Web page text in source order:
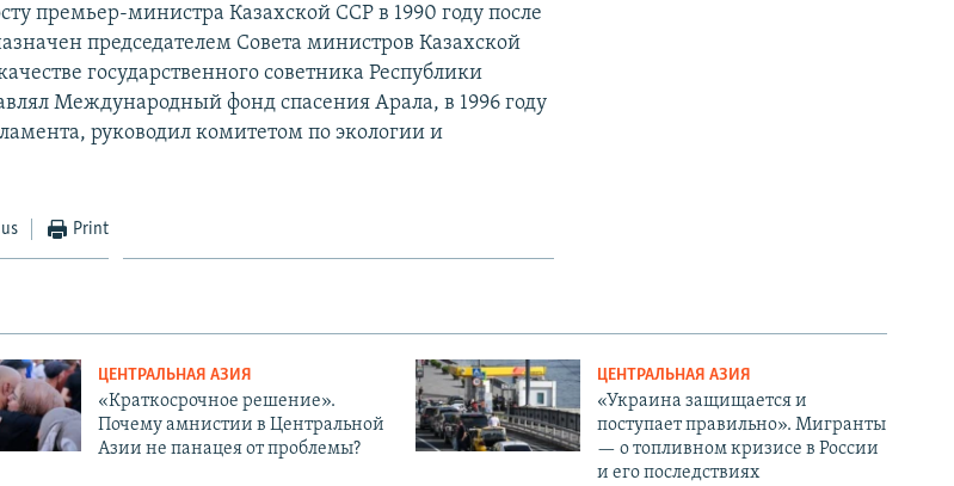
премьер-министра Казахской ССР в 1990 году после
председателем Совета министров Казахской
государственного советника Республики
Международный фонд спасения Арала, в 1996 году
руководил комитетом по экологии и
Print
ЦЕНТРАЛЬНАЯ АЗИЯ
«Краткосрочное решение».
Почему амнистии в Центральной
Азии не панацея от проблемы?
ЦЕНТРАЛЬНАЯ АЗИЯ
«Украина защищается и
поступает правильно». Мигранты
— о топливном кризисе в России
и его последствиях